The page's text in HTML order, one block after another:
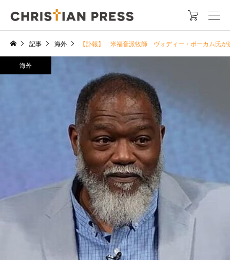

記事 海外 【訃報】 米福音派牧師 ヴォディー・ボーカム氏が
海外